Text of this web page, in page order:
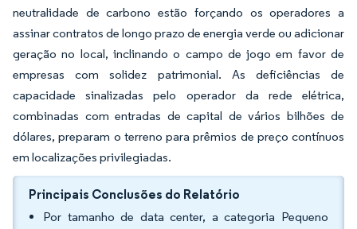
neutralidade de carbono estão forçando os operadores a
assinar contratos de longo prazo de energia verde ou adicionar
geração no local, inclinando o campo de jogo em favor de
empresas com solidez patrimonial. As deficiências de
capacidade sinalizadas pelo operador da rede elétrica,
combinadas com entradas de capital de vários bilhões de
dólares, preparam o terreno para prêmios de preço contínuos
em localizações privilegiadas.
Principais Conclusões do Relatório
Por tamanho de data center, a categoria Pequeno